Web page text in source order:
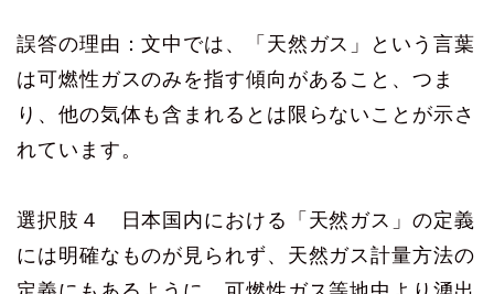
誤答の理由：文中では、「天然ガス」という言葉
は可燃性ガスのみを指す傾向があること、つま
り、他の気体も含まれるとは限らないことが示さ
れています。
選択肢４ 日本国内における「天然ガス」の定義
には明確なものが見られず、天然ガス計量方法の